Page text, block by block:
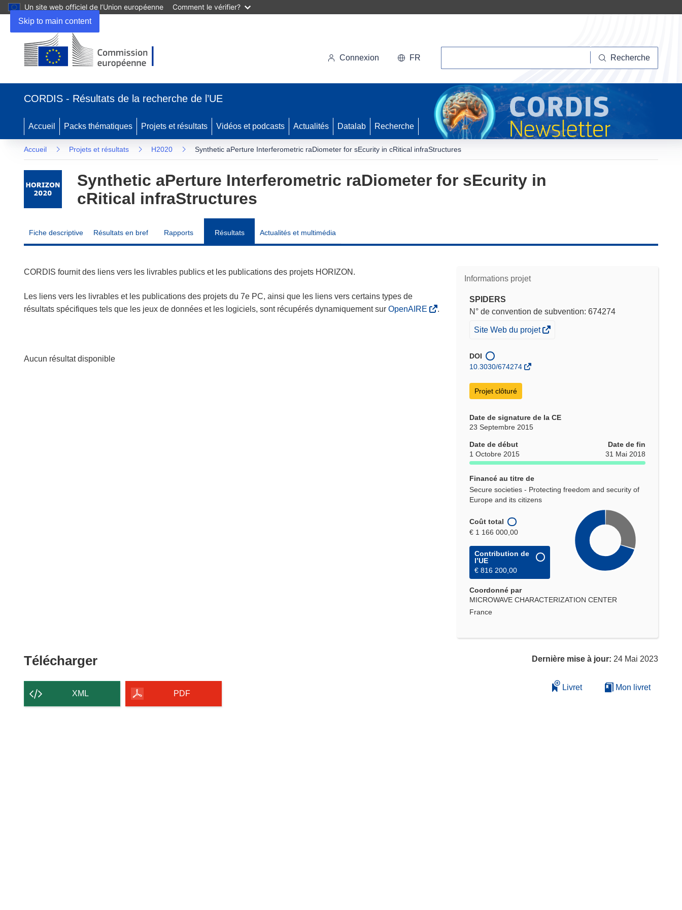
Skip to main content
Un site web officiel de l’Union européenne Comment le vérifier?
une
fenêtre)
Connexion FR Recherche
CORDIS - Résultats de la recherche de l’UE
Accueil Packs thématiques Projets et résultats Vidéos et podcasts Actualités Datalab Recherche
Accueil Projets et résultats H2020 Synthetic aPerture Interferometric raDiometer for sEcurity in cRitical infraStructures
Synthetic aPerture Interferometric raDiometer for sEcurity in
cRitical infraStructures
Fiche descriptive Résultats en bref Rapports Résultats Actualités et multimédia
Informations projet
SPIDERS
N° de convention de subvention: 674274
(s’ouvre
une
nouvelle
Site Web du projet
DOI
10.3030/674274
Projet clôturé
Date de signature de la CE
23 Septembre 2015
Date de début
1 Octobre 2015
Date de fin
31 Mai 2018
Financé au titre de
Secure societies - Protecting freedom and security of
Europe and its citizens
Coût total
€ 1 166 000,00
Contribution de
l’UE
€ 816 200,00
Coordonné par
MICROWAVE CHARACTERIZATION CENTER
France
CORDIS fournit des liens vers les livrables publics et les publications des projets HORIZON.
Les liens vers les livrables et les publications des projets du 7e PC, ainsi que les liens vers certains types de
résultats spécifiques tels que les jeux de données et les logiciels, sont récupérés dynamiquement sur OpenAIRE .
Aucun résultat disponible
TéléchargerTélécharger
contenu
de
XML PDF
Dernière mise à jour: 24 Mai 2023
Livret Mon livret